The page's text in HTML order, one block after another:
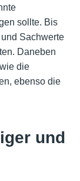
sollte. Bis
Sachwerte
Daneben
die
ebenso die
und